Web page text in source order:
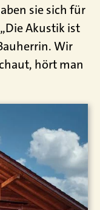
sie sich für
Akustik ist
Wir
hört man